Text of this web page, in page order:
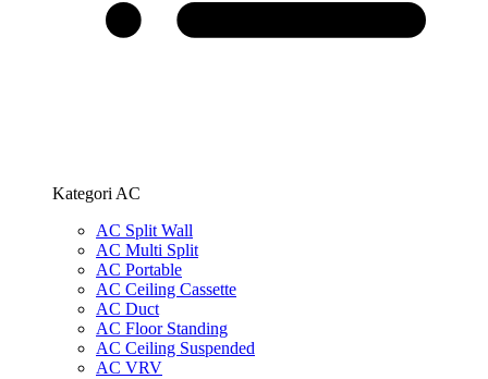
Kategori AC
AC Split Wall
AC Multi Split
AC Portable
AC Ceiling Cassette
AC Duct
AC Floor Standing
AC Ceiling Suspended
AC VRV